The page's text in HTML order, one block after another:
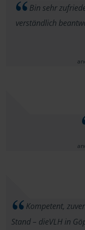
Bin sehr
verständlich
Kompetent,
Stand – dieVLH in